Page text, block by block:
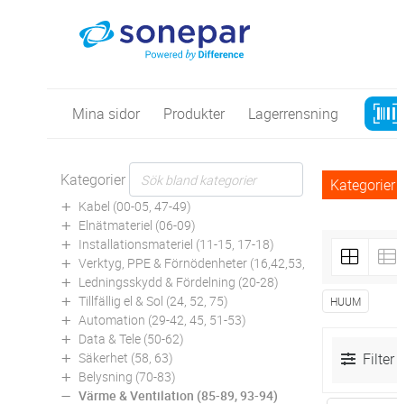
Mina sidor Produkter Lagerrensning
Kategorier
Kabel (00-05, 47-49)
Elnätmateriel (06-09)
Installationsmateriel (11-15, 17-18)
Verktyg, PPE & Förnödenheter (16,42,53,94)
Ledningsskydd & Fördelning (20-28)
Tillfällig el & Sol (24, 52, 75)
Automation (29-42, 45, 51-53)
Data & Tele (50-62)
Säkerhet (58, 63)
Belysning (70-83)
Värme & Ventilation (85-89, 93-94)
Kategorier
HUUM
Filter